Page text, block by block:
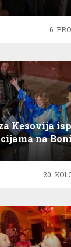
6.
Kesovija
na
20.